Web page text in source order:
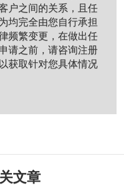
户之间的关系，且任
均完全由您自行承担
频繁变更，在做出任
请之前，请咨询注册
获取针对您具体情况
文章